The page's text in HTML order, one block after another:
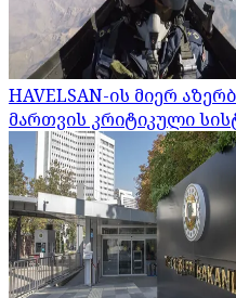
HAVELSAN-ის მიერ
მართვის კრიტიკული